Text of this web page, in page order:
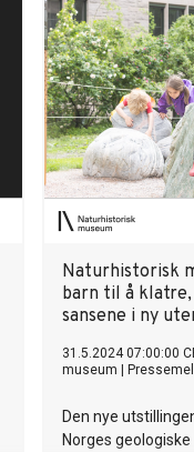
Naturhistorisk
barn til å
sansene i ny
31.5.2024 07:00:00
museum
Den nye
Norges